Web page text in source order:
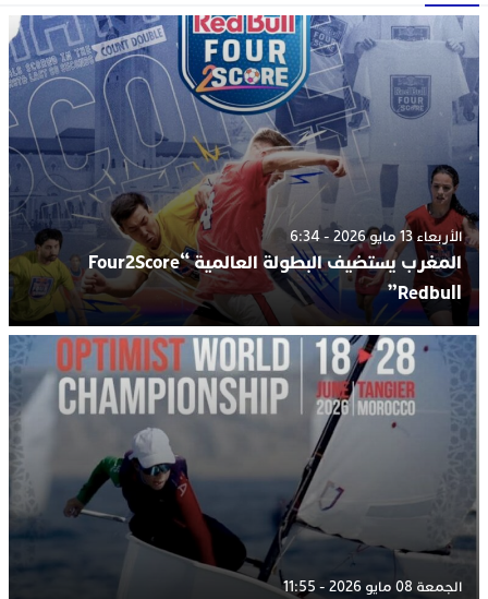
الأربعاء 13 مايو 2026 - 6:34
المغرب يستضيف البطولة العالمية “Four2Score
Redbull”
الجمعة 08 مايو 2026 - 11:55